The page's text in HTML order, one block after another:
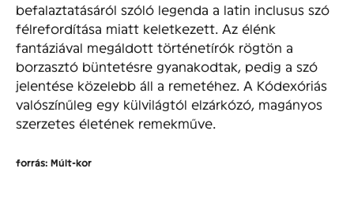
befalaztatásáról szóló legenda a latin inclusus szó
félrefordítása miatt keletkezett. Az élénk
fantáziával megáldott történetírók rögtön a
borzasztó büntetésre gyanakodtak, pedig a szó
jelentése közelebb áll a remetéhez. A Kódexóriás
valószínűleg egy külvilágtól elzárkózó, magányos
szerzetes életének remekműve.
forrás: Múlt-kor